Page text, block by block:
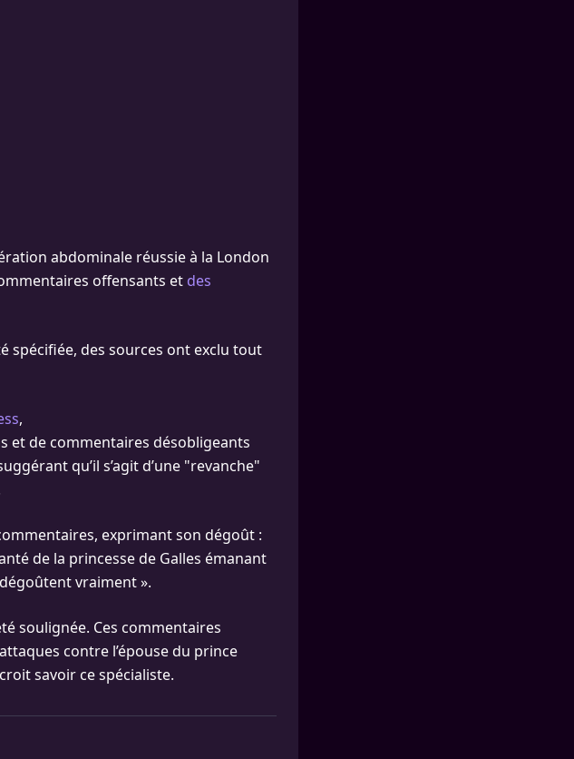
abdominale réussie à la London
offensants et des
spécifiée, des sources ont exclu tout
,
et de commentaires désobligeants
qu’il s’agit d’une "revanche"
exprimant son dégoût :
de la princesse de Galles émanant
vraiment ».
soulignée. Ces commentaires
contre l’épouse du prince
savoir ce spécialiste.